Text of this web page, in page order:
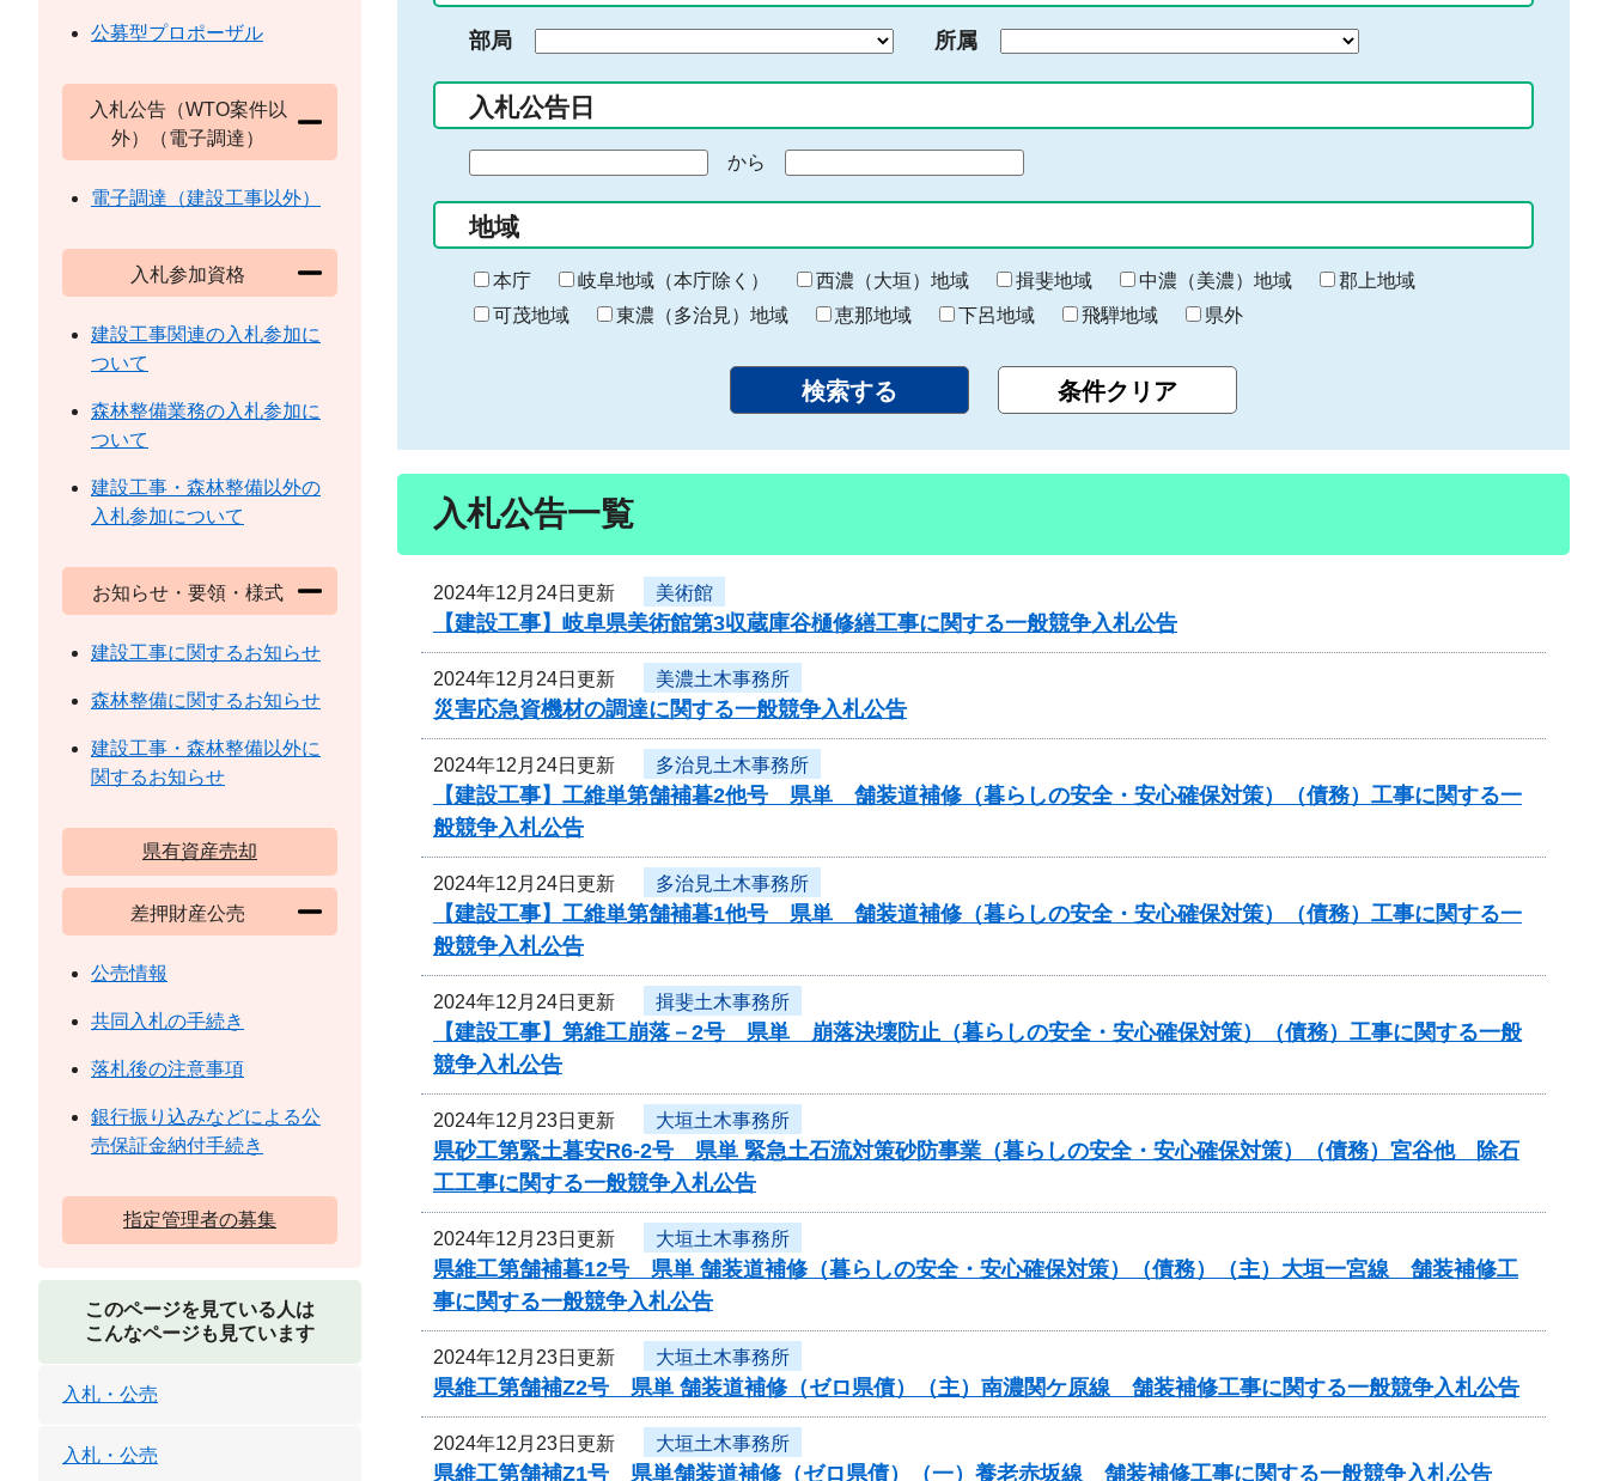
入
力
部局 所属
入札公告日
の
始
ま
り
から
終
わ
り
地域
本庁 岐阜地域（本庁除く） 西濃（大垣）地域 揖斐地域 中濃（美濃）地域
郡上地域
可茂地域
東濃（多治見）地域 恵那地域 下呂地域 飛騨地域 県外
入札公告一覧
2024年12月24日更新 美術館
【建設工事】岐阜県美術館第3収蔵庫谷樋修繕工事に関する一般競争入札公告
2024年12月24日更新 美濃土木事務所
災害応急資機材の調達に関する一般競争入札公告
2024年12月24日更新 多治見土木事務所
【建設工事】工維単第舗補暮2他号 県単 舗装道補修（暮らしの安全・安心確保対策）（債務）工事に関する一
般競争入札公告
2024年12月24日更新 多治見土木事務所
【建設工事】工維単第舗補暮1他号 県単 舗装道補修（暮らしの安全・安心確保対策）（債務）工事に関する一
般競争入札公告
2024年12月24日更新 揖斐土木事務所
【建設工事】第維工崩落－2号 県単 崩落決壊防止（暮らしの安全・安心確保対策）（債務）工事に関する一般
競争入札公告
2024年12月23日更新 大垣土木事務所
県砂工第緊土暮安R6-2号 県単 緊急土石流対策砂防事業（暮らしの安全・安心確保対策）（債務）宮谷他 除石
工工事に関する一般競争入札公告
2024年12月23日更新 大垣土木事務所
県維工第舗補暮12号 県単 舗装道補修（暮らしの安全・安心確保対策）（債務）（主）大垣一宮線 舗装補修工
事に関する一般競争入札公告
2024年12月23日更新 大垣土木事務所
県維工第舗補Z2号 県単 舗装道補修（ゼロ県債）（主）南濃関ケ原線 舗装補修工事に関する一般競争入札公告
2024年12月23日更新 大垣土木事務所
県維工第舗補Z1号 県単舗装道補修（ゼロ県債）（一）養老赤坂線 舗装補修工事に関する一般競争入札公告
公募型プロポーザル
入札公告（WTO案件以
外）（電子調達）
電子調達（建設工事以外）
入札参加資格
建設工事関連の入札参加に
ついて
森林整備業務の入札参加に
ついて
建設工事・森林整備以外の
入札参加について
お知らせ・要領・様式
建設工事に関するお知らせ
森林整備に関するお知らせ
建設工事・森林整備以外に
関するお知らせ
県有資産売却
差押財産公売
公売情報
共同入札の手続き
落札後の注意事項
銀行振り込みなどによる公
売保証金納付手続き
指定管理者の募集
このページを見ている人は
こんなページも見ています
入札・公売
入札・公売